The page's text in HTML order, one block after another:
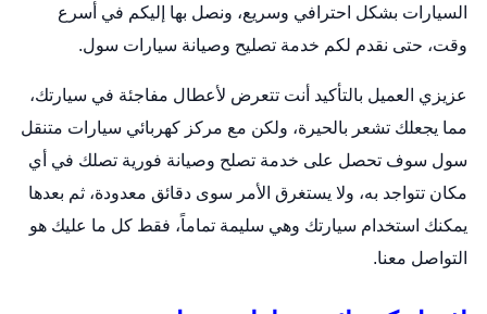
السيارات بشكل احترافي وسريع، ونصل بها إليكم في أسرع
وقت، حتى نقدم لكم خدمة تصليح وصيانة سيارات سول.
عزيزي العميل بالتأكيد أنت تتعرض لأعطال مفاجئة في سيارتك،
مما يجعلك تشعر بالحيرة، ولكن مع مركز كهربائي سيارات متنقل
سول سوف تحصل على خدمة تصلح وصيانة فورية تصلك في أي
مكان تتواجد به، ولا يستغرق الأمر سوى دقائق معدودة، ثم بعدها
يمكنك استخدام سيارتك وهي سليمة تماماً، فقط كل ما عليك هو
التواصل معنا.